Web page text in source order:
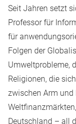
Seit Jahren setzt
Professor für
für
Folgen der
Umweltprobleme,
Religionen, die
zwischen Arm und
Deutschland – all